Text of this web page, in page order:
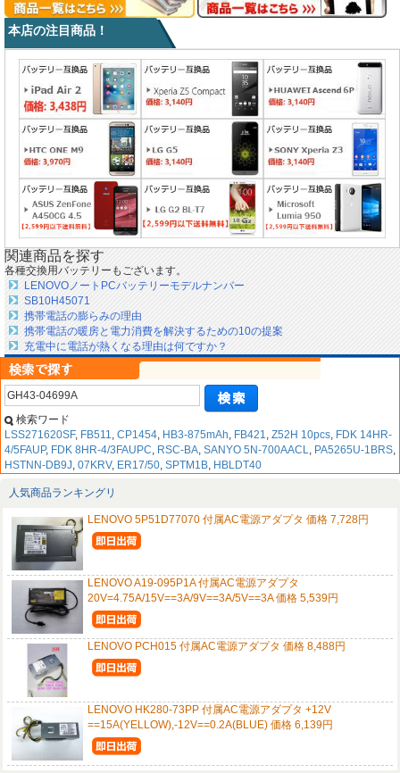
本店の注目商品！
関連商品を探す
各種交換用バッテリーもございます。
LENOVOノートPCバッテリーモデルナンバー
SB10H45071
携帯電話の膨らみの理由
携帯電話の暖房と電力消費を解決するための10の提案
充電中に電話が熱くなる理由は何ですか？
検索ワード
LSS271620SF, FB511, CP1454, HB3-875mAh, FB421, Z52H 10pcs, FDK 14HR-
4/5FAUP, FDK 8HR-4/3FAUPC, RSC-BA, SANYO 5N-700AACL, PA5265U-1BRS,
HSTNN-DB9J, 07KRV, ER17/50, SPTM1B, HBLDT40
人気商品ランキングリ
LENOVO 5P51D77070 付属AC電源アダプタ 価格 7,728円
LENOVO A19-095P1A 付属AC電源アダプタ
20V=4.75A/15V==3A/9V==3A/5V==3A 価格 5,539円
LENOVO PCH015 付属AC電源アダプタ 価格 8,488円
LENOVO HK280-73PP 付属AC電源アダプタ +12V
==15A(YELLOW),-12V==0.2A(BLUE) 価格 6,139円